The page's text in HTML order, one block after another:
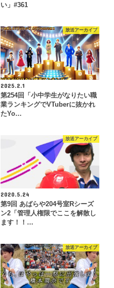
い」#361
放送アーカイブ
2025.2.1
第254回「小中学生がなりたい職
業ランキングでVTuberに抜かれ
たYo…
放送アーカイブ
2020.5.24
第9回 あばらや204号室Rシーズ
ン2「管理人権限でここを解散し
ます！！…
放送アーカイブ